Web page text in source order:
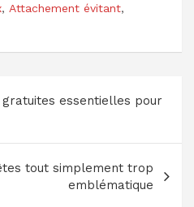
, Attachement évitant,
essentielles pour
tout simplement trop
emblématique